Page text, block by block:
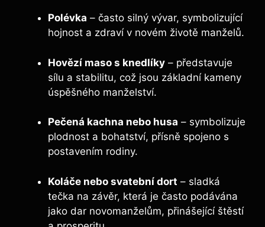
Polévka – často silný vývar, symbolizující
hojnost a zdraví v novém životě manželů.
Hovězí maso s knedlíky – představuje
sílu a stabilitu, což jsou základní kameny
úspěšného manželství.
Pečená kachna nebo husa – symbolizuje
plodnost a bohatství, přísně spojeno s
postavením rodiny.
Koláče nebo svatební dort – sladká
tečka na závěr, která je často podávána
jako dar novomanželům, přinášející štěstí